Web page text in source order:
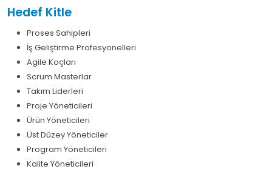
Hedef Kitle
Proses Sahipleri
İş Geliştirme Profesyonelleri
Agile Koçları
Scrum Masterlar
Takım Liderleri
Proje Yöneticileri
Ürün Yöneticileri
Üst Düzey Yöneticiler
Program Yöneticileri
Kalite Yöneticileri